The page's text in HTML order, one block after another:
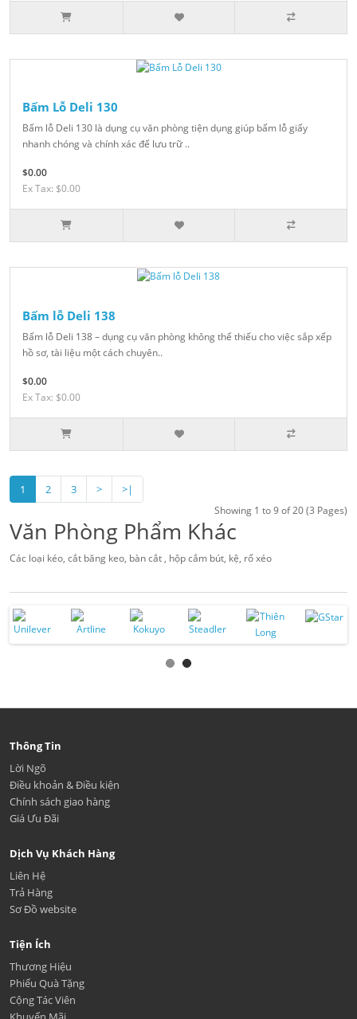
Bấm Lỗ Deli 130
Bấm lỗ Deli 130 là dụng cụ văn phòng tiện dụng giúp bấm lỗ giấy
nhanh chóng và chính xác để lưu trữ ..
$0.00
Ex Tax: $0.00
Bấm lỗ Deli 138
Bấm lỗ Deli 138 – dụng cụ văn phòng không thể thiếu cho việc sắp xếp
hồ sơ, tài liệu một cách chuyên..
$0.00
Ex Tax: $0.00
1 2 3 > >|
Showing 1 to 9 of 20 (3 Pages)
Văn Phòng Phẩm Khác
Các loại kéo, cắt băng keo, bàn cắt , hộp cắm bút, kệ, rổ xéo
Thông Tin
Lời Ngõ
Điều khoản & Điều kiện
Chính sách giao hàng
Giá Ưu Đãi
Dịch Vụ Khách Hàng
Liên Hệ
Trả Hàng
Sơ Đồ website
Tiện Ích
Thương Hiệu
Phiếu Quà Tặng
Cộng Tác Viên